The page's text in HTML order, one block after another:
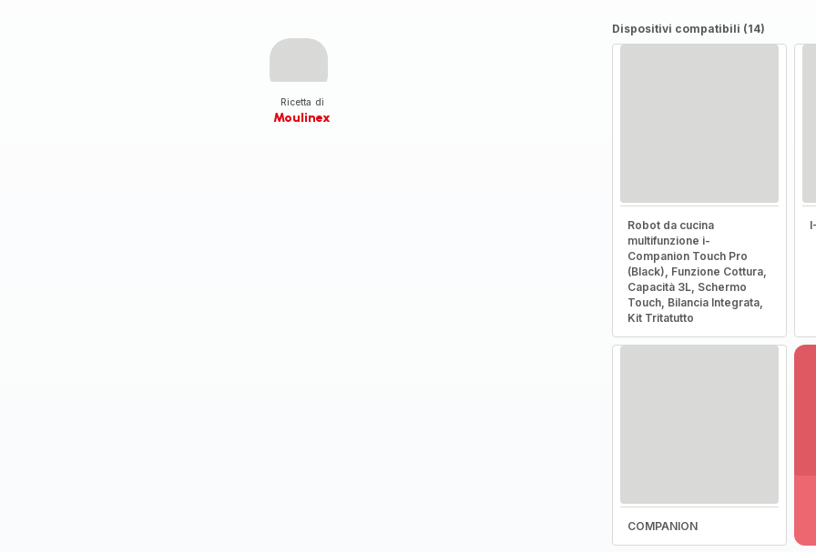
Ricetta di
Moulinex
Dispositivi compatibili (14)
Robot da cucina
multifunzione i-
Companion Touch Pro
(Black), Funzione Cottura,
Capacità 3L, Schermo
Touch, Bilancia Integrata,
Kit Tritatutto
COMPANION